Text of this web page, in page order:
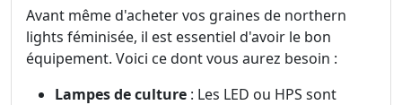
Avant même d'acheter vos graines de northern
lights féminisée, il est essentiel d'avoir le bon
équipement. Voici ce dont vous aurez besoin :
Lampes de culture : Les LED ou HPS sont